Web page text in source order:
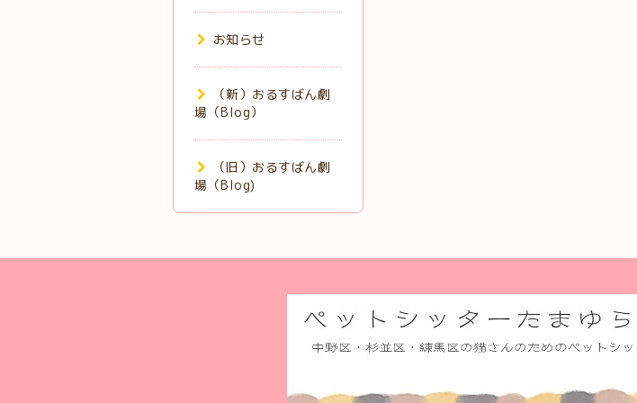
お知らせ
（新）おるすばん劇
場（Blog）
（旧）おるすばん劇
場（Blog)